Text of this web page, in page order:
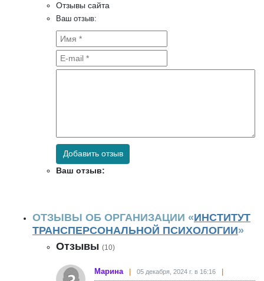
Отзывы сайта
Ваш отзыв:
Добавить отзыв
Ваш отзыв:
ОТЗЫВЫ ОБ ОРГАНИЗАЦИИ «ИНСТИТУТ
ТРАНСПЕРСОНАЛЬНОЙ ПСИХОЛОГИИ»
Отзывы (10)
Марина 05 декабря, 2024 г. в 16:16